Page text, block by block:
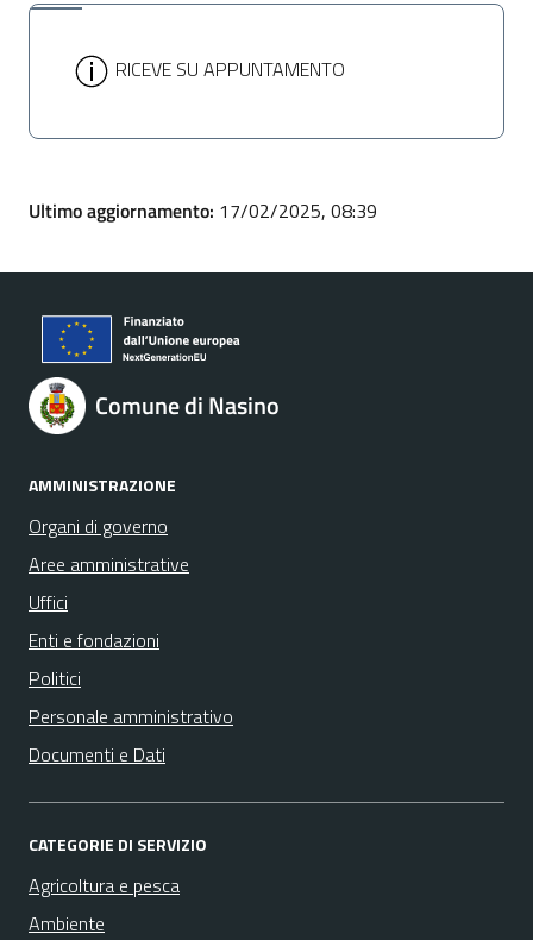
RICEVE SU APPUNTAMENTO
Ultimo aggiornamento: 17/02/2025, 08:39
Comune di Nasino
AMMINISTRAZIONE
Organi di governo
Aree amministrative
Uffici
Enti e fondazioni
Politici
Personale amministrativo
Documenti e Dati
CATEGORIE DI SERVIZIO
Agricoltura e pesca
Ambiente